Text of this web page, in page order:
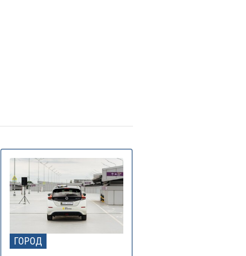
возросла стоимость
– исследование
Заморозки до -5 накроют
в мае: области и даты
ГОРОД